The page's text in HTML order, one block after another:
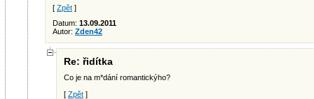
[ Zpět ]
Datum: 13.09.2011
Autor: Zden42
Re: řidítka
Co je na m*dání romantickýho?
[ Zpět ]